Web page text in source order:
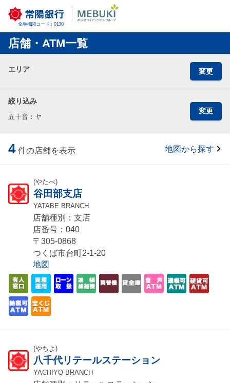
金融機関コード：0130
店舗・ATM一覧
エリア 変更
絞り込み
五十音：ヤ
変更
4 件の店舗を表示 地図から探す
(やたべ)
谷田部支店
YATABE BRANCH
店舗種別：支店
店番号：040
〒305-0868
つくば市台町2-1-20
地図
(やちよ)
八千代リテールステーション
YACHIYO BRANCH